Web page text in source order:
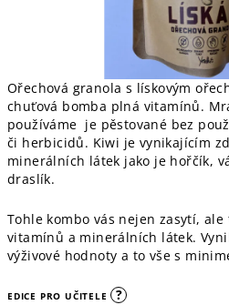
Ořechová granola s lískovým
chuťová bomba plná vitamínů.
používáme je pěstované bez
či herbicidů. Kiwi je vynikajícím
minerálních látek jako je hořčík,
draslík.
Tohle kombo vás nejen zasytí,
vitamínů a minerálních látek.
výživové hodnoty a to vše s
EDICE PRO UČITELE ?